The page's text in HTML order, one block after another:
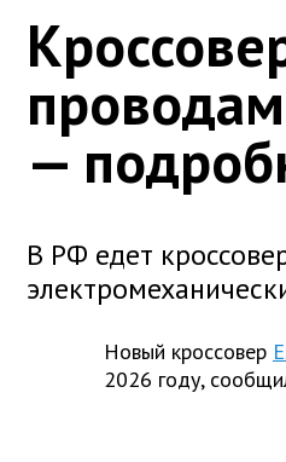
—
В РФ едет
Новый кроссовер
2026 году,